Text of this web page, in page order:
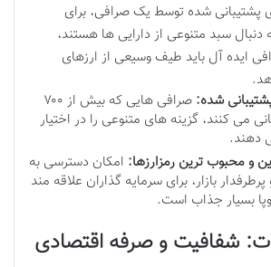
پشتیبانی شده توسط یک صرافی، برای
دنبال سبد متنوعی از دارایی ها هستند،
ایده آل باید طیف وسیعی از ارزهای
شده:
صرافی هایی که بیش از ۷۰۰
می کنند، گزینه های متنوعی را در اختیار
دهند.
و محبوب ترین رمزارزها: امکان دسترسی به
بازار، برای سرمایه گذاران علاقه مند
بسیار جذاب است.
شفافیت و صرفه اقتصادی